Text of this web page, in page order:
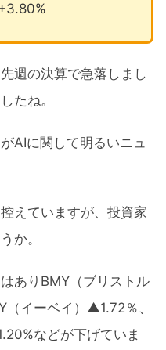
週の決算で急落しまし
たね。
AIに関して明るいニュ
えていますが、投資家
か。
ありBMY（ブリストル
イーベイ）▲1.72％、
などが下げていま